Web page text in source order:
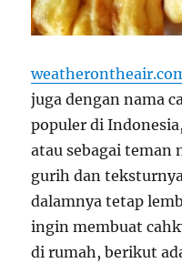
juga dengan nama
populer di
atau sebagai teman
gurih dan
dalamnya tetap
ingin membuat
di rumah, berikut